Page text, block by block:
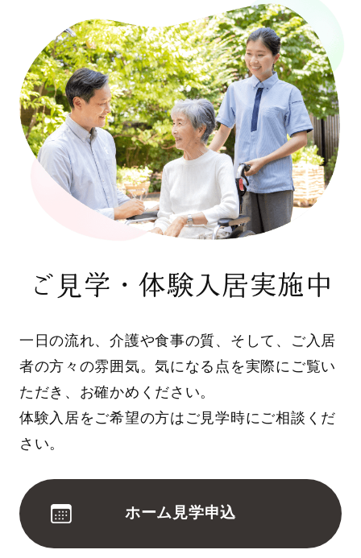
ご見学・体験入居実施中
一日の流れ、介護や食事の質、そして、ご入居
者の方々の雰囲気。気になる点を実際にご覧い
ただき、お確かめください。
体験入居をご希望の方はご見学時にご相談くだ
さい。
ホーム見学申込